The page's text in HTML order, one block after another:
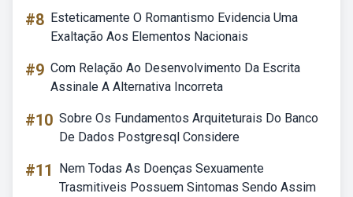
#8 Esteticamente O Romantismo Evidencia Uma
Exaltação Aos Elementos Nacionais
#9 Com Relação Ao Desenvolvimento Da Escrita
Assinale A Alternativa Incorreta
#10 Sobre Os Fundamentos Arquiteturais Do Banco
De Dados Postgresql Considere
#11
Nem Todas As Doenças Sexuamente
Trasmitiveis Possuem Sintomas Sendo Assim